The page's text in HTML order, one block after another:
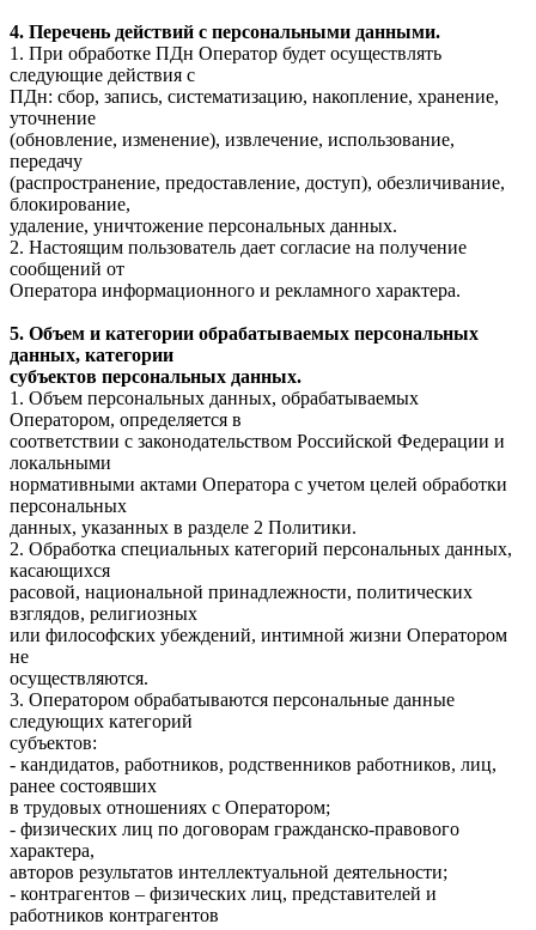
4. Перечень действий с персональными данными.
1. При обработке ПДн Оператор будет осуществлять
следующие действия с
ПДн: сбор, запись, систематизацию, накопление, хранение,
уточнение
(обновление, изменение), извлечение, использование,
передачу
(распространение, предоставление, доступ), обезличивание,
блокирование,
удаление, уничтожение персональных данных.
2. Настоящим пользователь дает согласие на получение
сообщений от
Оператора информационного и рекламного характера.
5. Объем и категории обрабатываемых персональных
данных, категории
субъектов персональных данных.
1. Объем персональных данных, обрабатываемых
Оператором, определяется в
соответствии с законодательством Российской Федерации и
локальными
нормативными актами Оператора с учетом целей обработки
персональных
данных, указанных в разделе 2 Политики.
2. Обработка специальных категорий персональных данных,
касающихся
расовой, национальной принадлежности, политических
взглядов, религиозных
или философских убеждений, интимной жизни Оператором
не
осуществляются.
3. Оператором обрабатываются персональные данные
следующих категорий
субъектов:
- кандидатов, работников, родственников работников, лиц,
ранее состоявших
в трудовых отношениях с Оператором;
- физических лиц по договорам гражданско-правового
характера,
авторов результатов интеллектуальной деятельности;
- контрагентов – физических лиц, представителей и
работников контрагентов